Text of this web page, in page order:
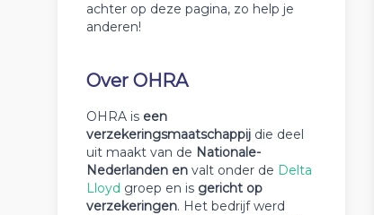
achter op deze pagina, zo help je
anderen!
Over OHRA
OHRA is een
verzekeringsmaatschappij die deel
uit maakt van de Nationale-
Nederlanden en valt onder de Delta
Lloyd groep en is gericht op
verzekeringen. Het bedrijf werd